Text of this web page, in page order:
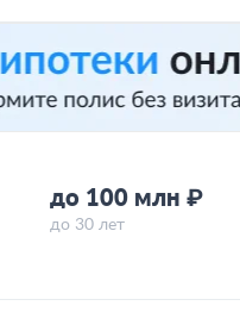
до 100 млн ₽
до 30 лет